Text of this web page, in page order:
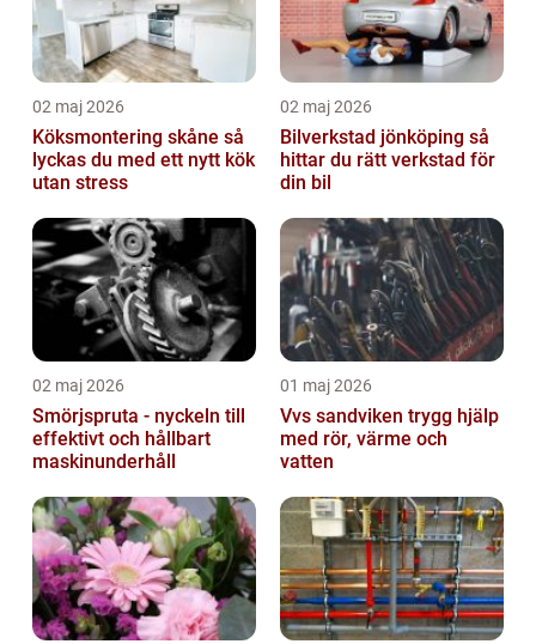
02 maj 2026
Köksmontering skåne så
lyckas du med ett nytt kök
utan stress
02 maj 2026
Bilverkstad jönköping så
hittar du rätt verkstad för
din bil
02 maj 2026
Smörjspruta - nyckeln till
effektivt och hållbart
maskinunderhåll
01 maj 2026
Vvs sandviken trygg hjälp
med rör, värme och
vatten